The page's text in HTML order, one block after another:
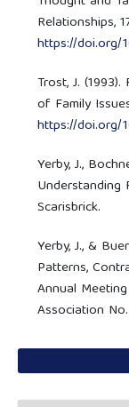
Relationships,
https://doi.org/
Trost, J.
of Family
https://doi.org/
Yerby, J.,
Understanding
Scarisbrick.
Yerby, J., &
Patterns,
Annual
Association